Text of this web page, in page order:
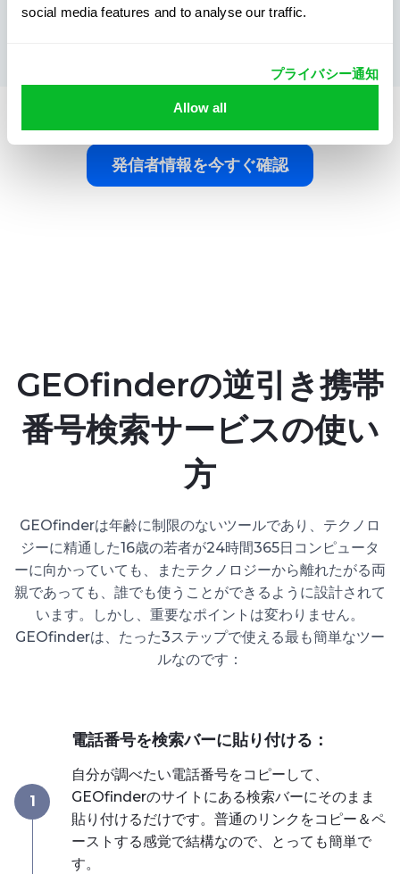
と再度利用したくなるでしょう。
発信者情報を今すぐ確認
GEOfinderの逆引き携帯
番号検索サービスの使い
方
GEOfinderは年齢に制限のないツールであり、テクノロ
ジーに精通した16歳の若者が24時間365日コンピュータ
ーに向かっていても、またテクノロジーから離れたがる両
親であっても、誰でも使うことができるように設計されて
います。しかし、重要なポイントは変わりません。
GEOfinderは、たった3ステップで使える最も簡単なツー
ルなのです：
1
電話番号を検索バーに貼り付ける：
自分が調べたい電話番号をコピーして、
GEOfinderのサイトにある検索バーにそのまま
貼り付けるだけです。普通のリンクをコピー＆ペ
ーストする感覚で結構なので、とっても簡単で
す。
social media features and to analyse our traffic.
プライバシー通知
Allow all